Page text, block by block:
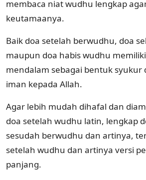
membaca niat wudhu lengkap
keutamaanya.
Baik doa setelah berwudhu, doa
maupun doa habis wudhu
mendalam sebagai bentuk syukur
iman kepada Allah.
Agar lebih mudah dihafal dan
doa setelah wudhu latin, lengkap
sesudah berwudhu dan artinya,
setelah wudhu dan artinya versi
panjang.